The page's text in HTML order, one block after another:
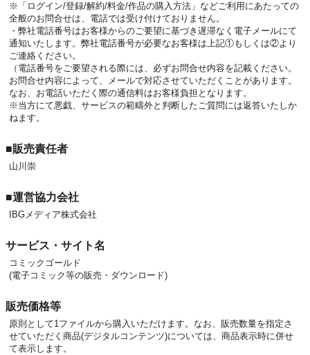
※「ログイン/登録/解約/料金/作品の購入方法」などご利用にあたっての
全般のお問合せは、電話では受け付けておりません。
・弊社電話番号はお客様からのご要望に基づき遅滞なく電子メールにて
通知いたします。弊社電話番号が必要なお客様は上記①もしくは②より
ご連絡ください。
（電話番号をご要望される際には、必ずお問合せ内容を記載ください。
お問合せ内容によって、メールで対応させていただくことがあります。
なお、お電話いただく際の通信料はお客様負担となります。
※当方にて悪戯、サービスの範疇外と判断したご質問には返答いたしか
ねます。
■販売責任者
山川崇
■運営協力会社
IBGメディア株式会社
サービス・サイト名
コミックゴールド
(電子コミック等の販売・ダウンロード)
販売価格等
原則として1ファイルから購入いただけます。なお、販売数量を指定さ
せていただく商品(デジタルコンテンツ)については、商品表示時に併せ
て表示します。